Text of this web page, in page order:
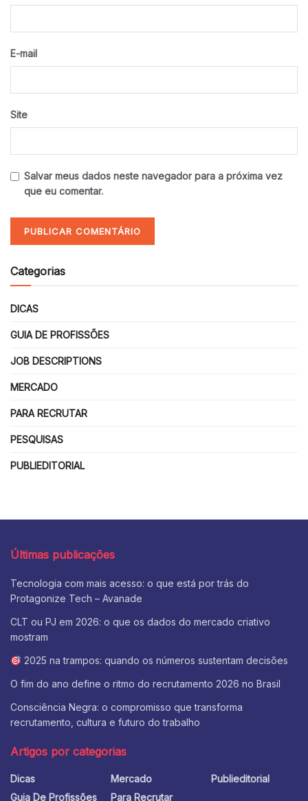
E-mail
Site
Salvar meus dados neste navegador para a próxima vez
que eu comentar.
Categorias
DICAS
GUIA DE PROFISSÕES
JOB DESCRIPTIONS
MERCADO
PARA RECRUTAR
PESQUISAS
PUBLIEDITORIAL
Últimas publicações
Tecnologia com mais acesso: o que está por trás do
Protagonize Tech – Avanade
CLT ou PJ em 2026: o que os dados do mercado criativo
mostram
2025 na trampos: quando os números sustentam decisões
O fim do ano define o ritmo do recrutamento 2026 no Brasil
Consciência Negra: o compromisso que transforma
recrutamento, cultura e futuro do trabalho
Artigos por categorias
Dicas
Guia De Profissões
Mercado
Para Recrutar
Publieditorial